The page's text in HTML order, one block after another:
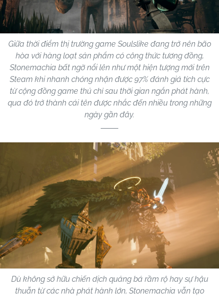
Giữa thời điểm thị trường game Soulslike đang trở nên bão
hòa với hàng loạt sản phẩm có công thức tương đồng,
Stonemachia bất ngờ nổi lên như một hiện tượng mới trên
Steam khi nhanh chóng nhận được 97% đánh giá tích cực
từ cộng đồng game thủ chỉ sau thời gian ngắn phát hành,
qua đó trở thành cái tên được nhắc đến nhiều trong những
ngày gần đây.
Dù không sở hữu chiến dịch quảng bá rầm rộ hay sự hậu
thuẫn từ các nhà phát hành lớn, Stonemachia vẫn tạo